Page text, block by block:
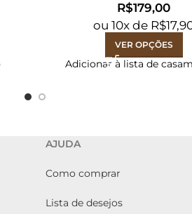
R$
ou 10x de R$
VER OPÇÕES
Adicionar à lista de
AJUDA
Como comprar
Lista de desejos